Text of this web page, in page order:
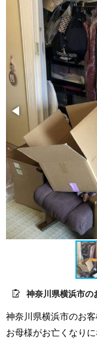
神奈川県横浜市の
神奈川県横浜市のお
お母様がお亡くなり